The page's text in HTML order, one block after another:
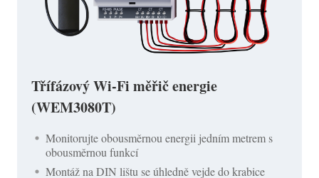
Třífázový Wi-Fi měřič energie
(WEM3080T)
Monitorujte obousměrnou energii jedním metrem s
obousměrnou funkcí
Montáž na DIN lištu se úhledně vejde do krabice